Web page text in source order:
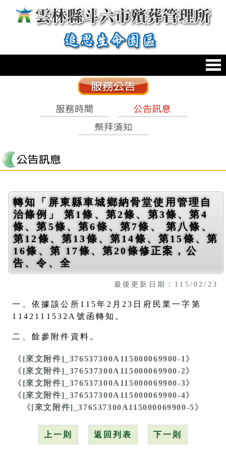
跳到主要內容區塊
轉知「屏東縣車城鄉納骨堂使用管理自
治條例」 第1條、第2條、第3條、第4
條、第5條、第6條、第7條、 第八條、
第12條、第13條、第14條、第15條、第
16條、第 17條、第20條修正案，公
告、令、全
最後更新日期：115/02/23
一、依據該公所115年2月23日府民業一字第
1142111532A號函轉知。
二、餘參附件資料。
《 [來文附件]_376537300A115000069900-1 》
《 [來文附件]_376537300A115000069900-2》
《 [來文附件]_376537300A115000069900-3》
《 [來文附件]_376537300A115000069900-4》
《[來文附件]_376537300A115000069900-5》
上一則 返回列表 下一則